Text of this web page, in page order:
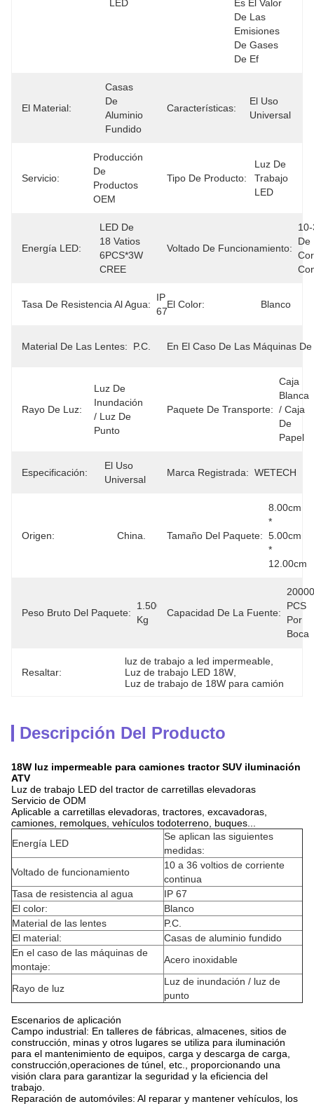
LED
Es El Valor
De Las
Emisiones
De Gases
De Ef
El Material:
Casas
De
Aluminio
Fundido
Características:
El Uso
Universal
Servicio:
Producción
De
Productos
OEM
Tipo De Producto:
Luz De
Trabajo
LED
Energía LED:
LED De
18 Vatios
6PCS*3W
CREE
Voltado De Funcionamiento:
De
Tasa De Resistencia Al Agua:
IP
67
El Color: Blanco
Material De Las Lentes: P.C. En El Caso De Las Máquinas
Rayo De Luz:
Luz De
Inundación
/ Luz De
Punto
Paquete De Transporte:
Caja
Blanca
/ Caja
De
Papel
Especificación:
El Uso
Universal
Marca Registrada: WETECH
Origen: China. Tamaño Del Paquete:
8.00cm
*
5.00cm
*
12.00cm
Peso Bruto Del Paquete:
1.500
Kg
Capacidad De La Fuente:
20000
PCS
Por
Boca
Resaltar:
luz de trabajo a led impermeable
Luz de trabajo LED 18W
Luz de trabajo de 18W para camión
Descripción Del Producto
18W luz impermeable para camiones tractor SUV iluminación
ATV
Luz de trabajo LED del tractor de carretillas elevadoras
Servicio de ODM
Aplicable a carretillas elevadoras, tractores, excavadoras,
camiones, remolques, vehículos todoterreno, buques...
Energía LED
Se aplican las siguientes
medidas:
Voltado de funcionamiento
10 a 36 voltios de corriente
continua
Tasa de resistencia al agua
IP 67
El color:
Blanco
Material de las lentes
P.C.
El material:
Casas de aluminio fundido
En el caso de las máquinas de
montaje:
Acero inoxidable
Rayo de luz
Luz de inundación / luz de
punto
Escenarios de aplicación
Campo industrial: En talleres de fábricas, almacenes, sitios de
construcción, minas y otros lugares se utiliza para iluminación
para el mantenimiento de equipos, carga y descarga de carga,
construcción,operaciones de túnel, etc., proporcionando una
visión clara para garantizar la seguridad y la eficiencia del
trabajo.
Reparación de automóviles: Al reparar y mantener vehículos, los